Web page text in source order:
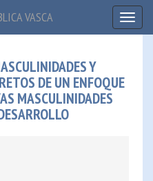
VASCA
Y
DE UN ENFOQUE
MASCULINIDADES